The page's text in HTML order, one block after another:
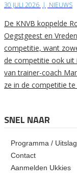
30 JULI 2026 | NIEUWS
De KNVB koppelde
Oegstgeest en
competitie, want
de competitie ook uit
van trainer-coach
ze in de competitie
SNEL NAAR
Programma /
Contact
Aanmelden Ukkies